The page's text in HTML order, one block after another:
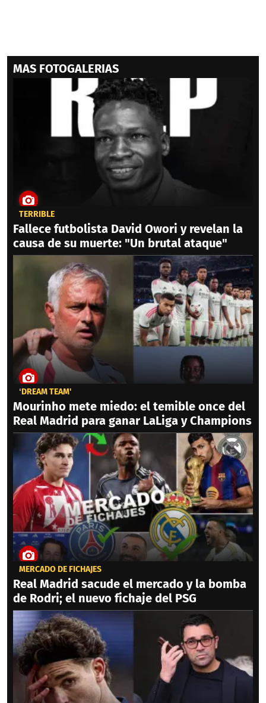
MAS FOTOGALERIAS
TERRIBLE
Fallece futbolista David Owori y revelan la
causa de su muerte: "Un brutal ataque"
‘DREAM TEAM'
Mourinho mete miedo: el temible once del
Real Madrid para ganar LaLiga y Champions
MERCADO DE FICHAJES
Real Madrid sacude el mercado y la bomba
de Rodri; el nuevo fichaje del PSG